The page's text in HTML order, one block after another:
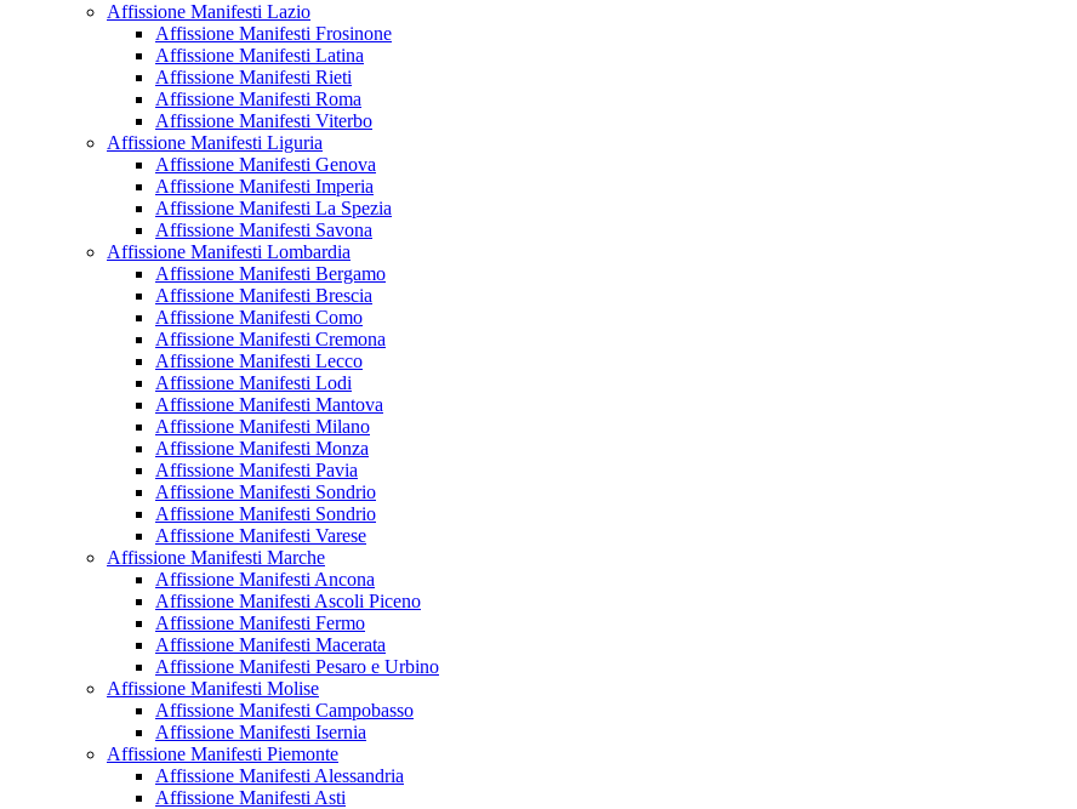
Affissione Manifesti Lazio
Affissione Manifesti Frosinone
Affissione Manifesti Latina
Affissione Manifesti Rieti
Affissione Manifesti Roma
Affissione Manifesti Viterbo
Affissione Manifesti Liguria
Affissione Manifesti Genova
Affissione Manifesti Imperia
Affissione Manifesti La Spezia
Affissione Manifesti Savona
Affissione Manifesti Lombardia
Affissione Manifesti Bergamo
Affissione Manifesti Brescia
Affissione Manifesti Como
Affissione Manifesti Cremona
Affissione Manifesti Lecco
Affissione Manifesti Lodi
Affissione Manifesti Mantova
Affissione Manifesti Milano
Affissione Manifesti Monza
Affissione Manifesti Pavia
Affissione Manifesti Sondrio
Affissione Manifesti Sondrio
Affissione Manifesti Varese
Affissione Manifesti Marche
Affissione Manifesti Ancona
Affissione Manifesti Ascoli Piceno
Affissione Manifesti Fermo
Affissione Manifesti Macerata
Affissione Manifesti Pesaro e Urbino
Affissione Manifesti Molise
Affissione Manifesti Campobasso
Affissione Manifesti Isernia
Affissione Manifesti Piemonte
Affissione Manifesti Alessandria
Affissione Manifesti Asti